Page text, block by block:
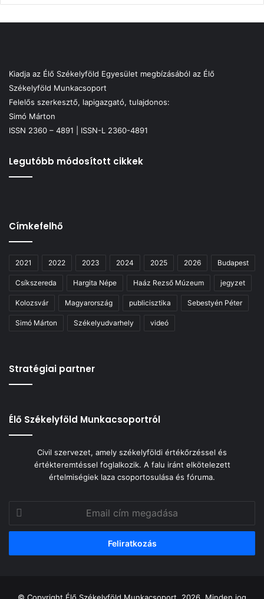
Kiadja az Élő Székelyföld Egyesület megbízásából az Élő
Székelyföld Munkacsoport
Felelős szerkesztő, lapigazgató, tulajdonos:
Simó Márton
ISSN 2360 – 4891 | ISSN-L 2360-4891
Legutóbb módosított cikkek
Címkefelhő
2021 2022 2023 2024 2025 2026 Budapest
Csíkszereda Hargita Népe Haáz Rezső Múzeum jegyzet
Kolozsvár Magyarország publicisztika Sebestyén Péter
Simó Márton Székelyudvarhely videó
Stratégiai partner
Élő Székelyföld Munkacsoportról
Civil szervezet, amely székelyföldi értékőrzéssel és
értékteremtéssel foglalkozik. A falu iránt elkötelezett
értelmiségiek laza csoportosulása és fóruma.
cím
megadása